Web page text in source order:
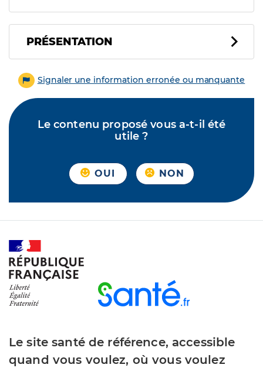
PRÉSENTATION
Signaler une information erronée ou manquante
Le contenu proposé vous a-t-il été
utile ?
OUI NON
Le site santé de référence, accessible
quand vous voulez, où vous voulez